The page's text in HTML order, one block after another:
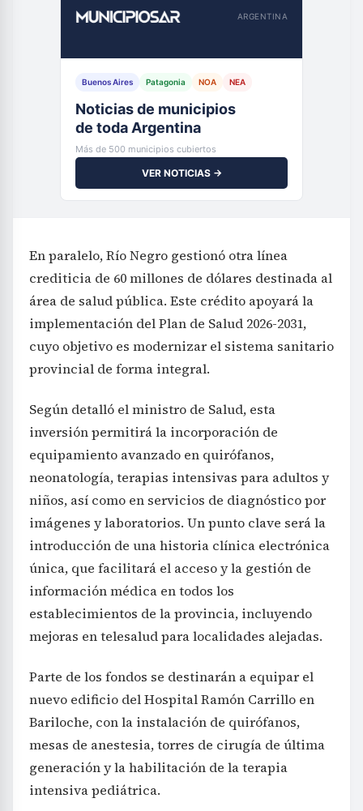
ARGENTINA
Buenos Aires Patagonia NOA NEA
Noticias de municipios
de toda Argentina
Más de 500 municipios cubiertos
VER NOTICIAS →
En paralelo, Río Negro gestionó otra línea
crediticia de 60 millones de dólares destinada al
área de salud pública. Este crédito apoyará la
implementación del Plan de Salud 2026-2031,
cuyo objetivo es modernizar el sistema sanitario
provincial de forma integral.
Según detalló el ministro de Salud, esta
inversión permitirá la incorporación de
equipamiento avanzado en quirófanos,
neonatología, terapias intensivas para adultos y
niños, así como en servicios de diagnóstico por
imágenes y laboratorios. Un punto clave será la
introducción de una historia clínica electrónica
única, que facilitará el acceso y la gestión de
información médica en todos los
establecimientos de la provincia, incluyendo
mejoras en telesalud para localidades alejadas.
Parte de los fondos se destinarán a equipar el
nuevo edificio del Hospital Ramón Carrillo en
Bariloche, con la instalación de quirófanos,
mesas de anestesia, torres de cirugía de última
generación y la habilitación de la terapia
intensiva pediátrica.